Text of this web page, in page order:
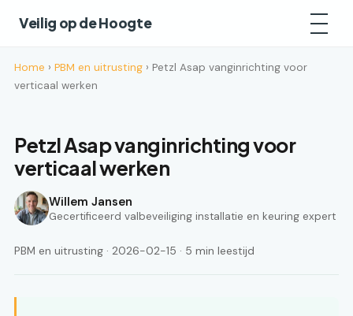
Veilig op de Hoogte
Home › PBM en uitrusting › Petzl Asap vanginrichting voor
verticaal werken
Petzl Asap vanginrichting voor
verticaal werken
Willem Jansen
Gecertificeerd valbeveiliging installatie en keuring expert
PBM en uitrusting · 2026-02-15 · 5 min leestijd